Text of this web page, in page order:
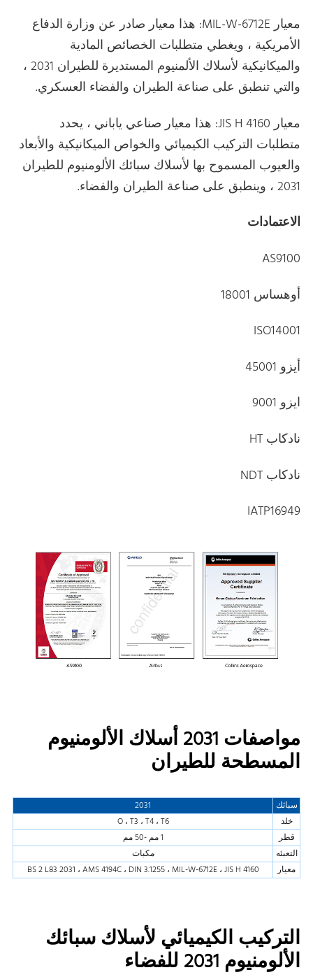
معيار MIL-W-6712E: هذا معيار صادر عن وزارة الدفاع
الأمريكية ، ويغطي متطلبات الخصائص المادية
والميكانيكية لأسلاك الألمنيوم المستديرة للطيران 2031 ،
والتي تنطبق على صناعة الطيران والفضاء العسكري.
معيار JIS H 4160: هذا معيار صناعي ياباني ، يحدد
متطلبات التركيب الكيميائي والخواص الميكانيكية والأبعاد
والعيوب المسموح بها لأسلاك سبائك الألومنيوم للطيران
2031 ، وينطبق على صناعة الطيران والفضاء.
الاعتمادات
AS9100
أوهساس 18001
ISO14001
أيزو 45001
ايزو 9001
نادكاب HT
نادكاب NDT
IATP16949
مواصفات 2031 أسلاك الألومنيوم
المسطحة للطيران
سبائك
2031
خلد
O ، T3 ، T4 ، T6
قطر
1 مم -50 مم
التعبئه
مكبات
معيار
BS 2 L83 2031 ، AMS 4194C ، DIN 3.1255 ، MIL-W-6712E ، JIS H 4160
التركيب الكيميائي لأسلاك سبائك
الألومنيوم 2031 للفضاء